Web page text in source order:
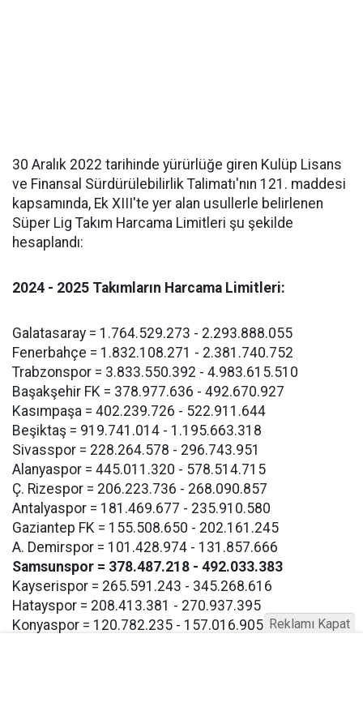
30 Aralık 2022 tarihinde yürürlüğe giren Kulüp Lisans
ve Finansal Sürdürülebilirlik Talimatı'nın 121. maddesi
kapsamında, Ek XIII'te yer alan usullerle belirlenen
Süper Lig Takım Harcama Limitleri şu şekilde
hesaplandı:
2024 - 2025 Takımların Harcama Limitleri:
Galatasaray = 1.764.529.273 - 2.293.888.055
Fenerbahçe = 1.832.108.271 - 2.381.740.752
Trabzonspor = 3.833.550.392 - 4.983.615.510
Başakşehir FK = 378.977.636 - 492.670.927
Kasımpaşa = 402.239.726 - 522.911.644
Beşiktaş = 919.741.014 - 1.195.663.318
Sivasspor = 228.264.578 - 296.743.951
Alanyaspor = 445.011.320 - 578.514.715
Ç. Rizespor = 206.223.736 - 268.090.857
Antalyaspor = 181.469.677 - 235.910.580
Gaziantep FK = 155.508.650 - 202.161.245
A. Demirspor = 101.428.974 - 131.857.666
Samsunspor = 378.487.218 - 492.033.383
Kayserispor = 265.591.243 - 345.268.616
Hatayspor = 208.413.381 - 270.937.395
Konyaspor = 120.782.235 - 157.016.905 Reklamı Kapat